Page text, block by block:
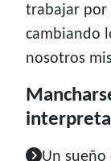
trabajar por
cambiando
nosotros
Un sueño